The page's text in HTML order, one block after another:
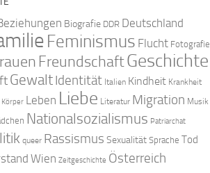
Biografie DDR Deutschland
Feminismus Flucht Fotografie
FreundschaftGeschichte
GewaltIdentität Italien Kindheit Krankheit
Körper Leben Liebe Literatur Migration Musik
Nationalsozialismus Patriarchat
queer Rassismus SexualitätSprache Tod
Wien Zeitgeschichte Österreich